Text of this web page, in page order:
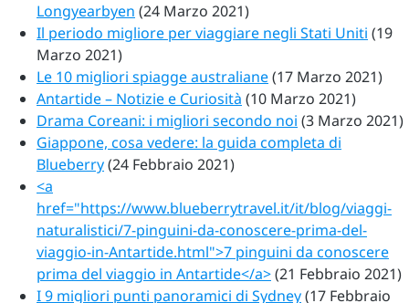
Longyearbyen (24 Marzo 2021)
Il periodo migliore per viaggiare negli Stati Uniti (19
Marzo 2021)
Le 10 migliori spiagge australiane(17 Marzo 2021)
Antartide – Notizie e Curiosità (10 Marzo 2021)
Drama Coreani: i migliori secondo noi (3 Marzo 2021)
Giappone, cosa vedere: la guida completa di
Blueberry(24 Febbraio 2021)
<a
href="https://www.blueberrytravel.it/it/blog/viaggi-
naturalistici/7-pinguini-da-conoscere-prima-del-
viaggio-in-Antartide.html">7 pinguini da conoscere
prima del viaggio in Antartide</a>(21 Febbraio 2021)
I 9 migliori punti panoramici di Sydney(17 Febbraio